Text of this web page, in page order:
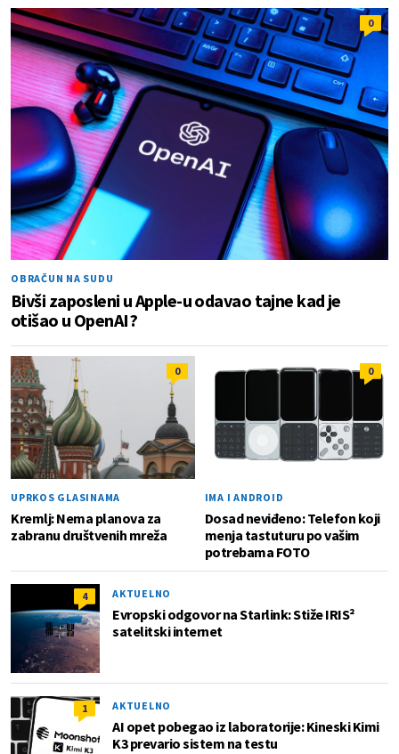
0
OBRAČUN NA SUDU
Bivši zaposleni u Apple-u odavao tajne kad je
otišao u OpenAI?
0
UPRKOS GLASINAMA
Kremlj: Nema planova za
zabranu društvenih mreža
0
IMA I ANDROID
Dosad neviđeno: Telefon koji
menja tastuturu po vašim
potrebama FOTO
4 AKTUELNO
Evropski odgovor na Starlink: Stiže IRIS²
satelitski internet
1 AKTUELNO
AI opet pobegao iz laboratorije: Kineski Kimi
K3 prevario sistem na testu